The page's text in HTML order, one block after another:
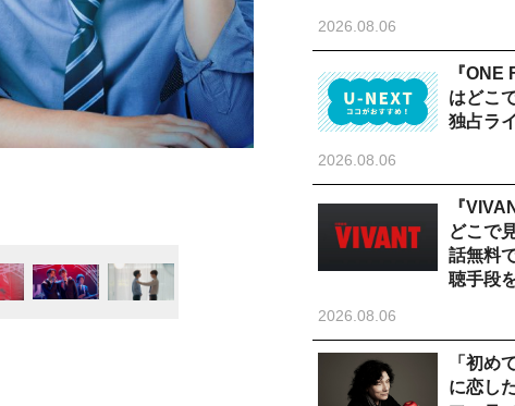
2026.08.06
『ONE
はどこ
独占ラ
2026.08.06
『
どこで
話無料
聴手段
2026.08.06
「初め
に恋し